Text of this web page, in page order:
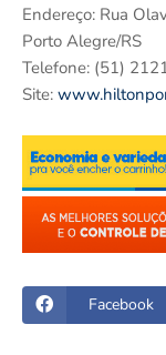
Endereço: Rua
Porto Alegre/RS
Telefone: (51)
Site:
Facebook